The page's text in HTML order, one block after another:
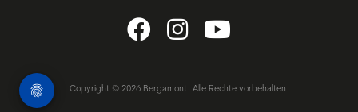
Copyright © 2026 Bergamont. Alle Rechte vorbehalten.